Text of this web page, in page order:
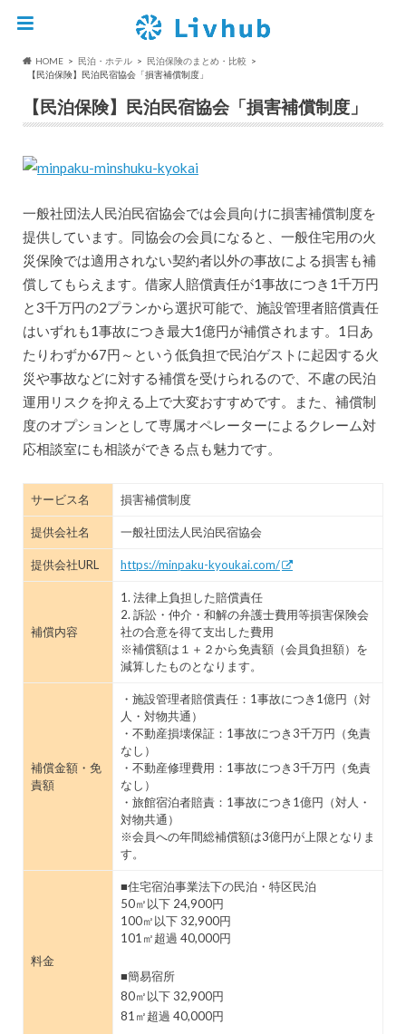
HOME 民泊・ホテル
民泊保険のまとめ・比較
【民泊保険】民泊民宿協会「損害補償制度」
【民泊保険】民泊民宿協会「損害補償制度」
一般社団法人民泊民宿協会では会員向けに損害補償制度を
提供しています。同協会の会員になると、一般住宅用の火
災保険では適用されない契約者以外の事故による損害も補
償してもらえます。借家人賠償責任が1事故につき1千万円
と3千万円の2プランから選択可能で、施設管理者賠償責任
はいずれも1事故につき最大1億円が補償されます。1日あ
たりわずか67円～という低負担で民泊ゲストに起因する火
災や事故などに対する補償を受けられるので、不慮の民泊
運用リスクを抑える上で大変おすすめです。また、補償制
度のオプションとして専属オペレーターによるクレーム対
応相談室にも相談ができる点も魅力です。
サービス名 損害補償制度
提供会社名 一般社団法人民泊民宿協会
提供会社URL https://minpaku-kyoukai.com/
補償内容
1. 法律上負担した賠償責任
2. 訴訟・仲介・和解の弁護士費用等損害保険会
社の合意を得て支出した費用
※補償額は１＋２から免責額（会員負担額）を
減算したものとなります。
補償金額・免
責額
・施設管理者賠償責任：1事故につき1億円（対
人・対物共通）
・不動産損壊保証：1事故につき3千万円（免責
なし）
・不動産修理費用：1事故につき3千万円（免責
なし）
・旅館宿泊者賠責：1事故につき1億円（対人・
対物共通）
※会員への年間総補償額は3億円が上限となりま
す。
料金
■住宅宿泊事業法下の民泊・特区民泊
50㎡以下 24,900円
100㎡以下 32,900円
101㎡超過 40,000円
■簡易宿所
80㎡以下 32,900円
81㎡超過 40,000円